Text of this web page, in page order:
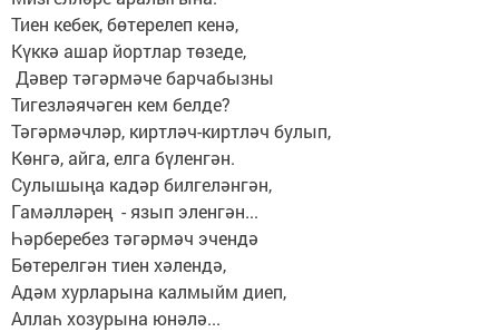
Тиен кебек, бөтерелеп кенә,
Күккә ашар йортлар төзеде,
Дәвер тәгәрмәче барчабызны
Тигезләячәген кем белде?
Тәгәрмәчләр, киртләч-киртләч булып,
Көнгә, айга, елга бүленгән.
Сулышыңа кадәр билгеләнгән,
Гамәлләрең - язып эленгән...
Һәрберебез тәгәрмәч эчендә
Бөтерелгән тиен хәлендә,
Адәм хурларына калмыйм диеп,
Аллаһ хозурына юнәлә...